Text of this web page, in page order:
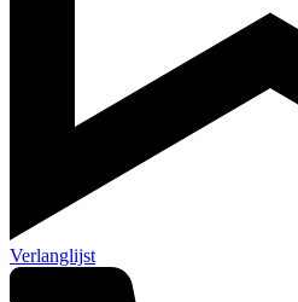
Verlanglijst